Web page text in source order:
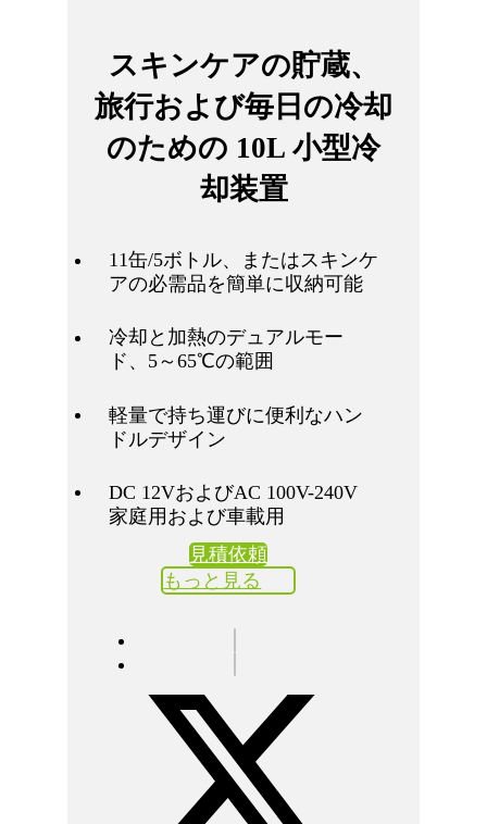
スキンケアの貯蔵、
旅行および毎日の冷却
のための 10L 小型冷
却装置
11缶/5ボトル、またはスキンケ
アの必需品を簡単に収納可能
冷却と加熱のデュアルモー
ド、5～65℃の範囲
軽量で持ち運びに便利なハン
ドルデザイン
DC 12VおよびAC 100V-240V
家庭用および車載用
見積依頼
もっと見る